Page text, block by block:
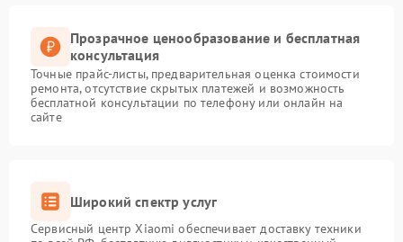
Прозрачное ценообразование и бесплатная
консультация
Точные прайс-листы, предварительная оценка стоимости
ремонта, отсутствие скрытых платежей и возможность
бесплатной консультации по телефону или онлайн на
сайте
Широкий спектр услуг
Сервисный центр Xiaomi обеспечивает доставку техники